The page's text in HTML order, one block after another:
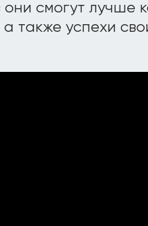
они смогут лучше
также успехи